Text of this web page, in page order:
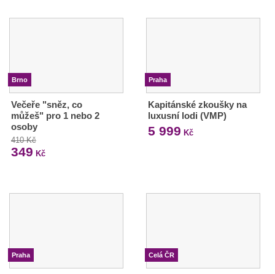
Brno
Večeře "sněz, co
můžeš" pro 1 nebo 2
osoby
410 Kč
349 Kč
Praha
Kapitánské zkoušky na
luxusní lodi (VMP)
5 999 Kč
Praha Celá ČR